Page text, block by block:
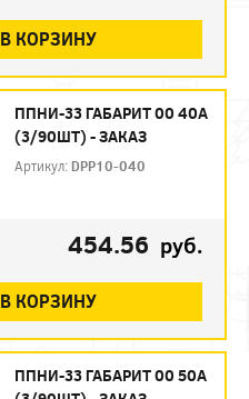
В КОРЗИНУ
ППНИ-33 ГАБАРИТ 00 40А
(3/90ШТ) - ЗАКАЗ
Артикул:DPP10-040
454.56 руб.
В КОРЗИНУ
ППНИ-33 ГАБАРИТ 00 50А